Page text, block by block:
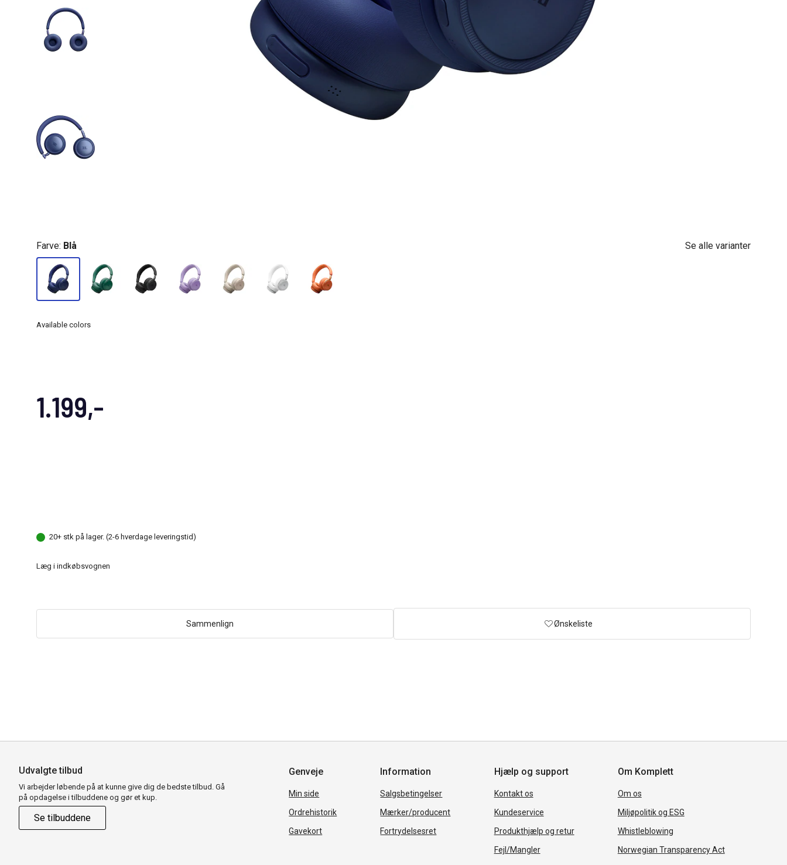
1.199,-
Farve: Blå Se alle varianter
Available colors
20+ stk på lager. (2-6 hverdage leveringstid)
Læg i indkøbsvognen
Sammenlign Ønskeliste
Udvalgte tilbud
Vi arbejder løbende på at kunne give dig de bedste tilbud. Gå
på opdagelse i tilbuddene og gør et kup.
Se tilbuddene
Genveje
Min side
Ordrehistorik
Gavekort
Information
Salgsbetingelser
Mærker/producent
Fortrydelsesret
Hjælp og support
Kontakt os
Kundeservice
Produkthjælp og retur
Fejl/Mangler
Om Komplett
Om os
Miljøpolitik og ESG
Whistleblowing
Norwegian Transparency Act